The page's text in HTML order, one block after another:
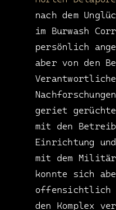
nach dem
im Burwash
persönlich
aber von den
geriet
mit den
Einrichtung
mit dem
konnte sich
den Komplex